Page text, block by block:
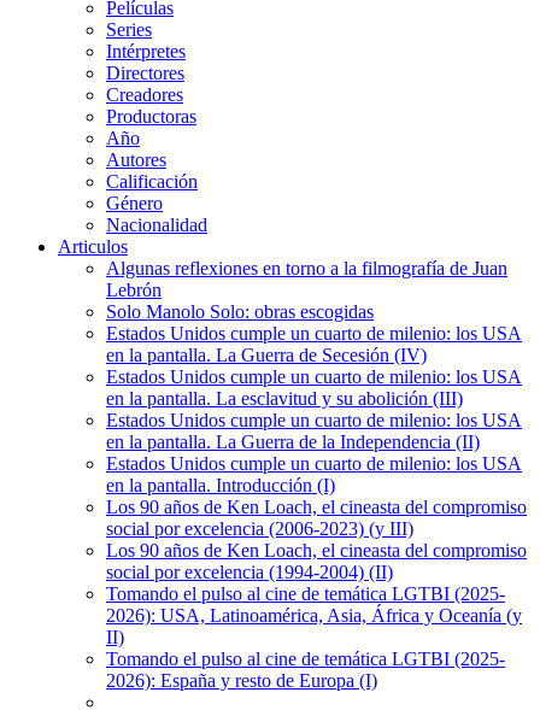
Películas
Series
Intérpretes
Directores
Creadores
Productoras
Año
Autores
Calificación
Género
Nacionalidad
Articulos
Algunas reflexiones en torno a la filmografía de Juan
Lebrón
Solo Manolo Solo: obras escogidas
Estados Unidos cumple un cuarto de milenio: los USA
en la pantalla. La Guerra de Secesión (IV)
Estados Unidos cumple un cuarto de milenio: los USA
en la pantalla. La esclavitud y su abolición (III)
Estados Unidos cumple un cuarto de milenio: los USA
en la pantalla. La Guerra de la Independencia (II)
Estados Unidos cumple un cuarto de milenio: los USA
en la pantalla. Introducción (I)
Los 90 años de Ken Loach, el cineasta del compromiso
social por excelencia (2006-2023) (y III)
Los 90 años de Ken Loach, el cineasta del compromiso
social por excelencia (1994-2004) (II)
Tomando el pulso al cine de temática LGTBI (2025-
2026): USA, Latinoamérica, Asia, África y Oceanía (y
II)
Tomando el pulso al cine de temática LGTBI (2025-
2026): España y resto de Europa (I)